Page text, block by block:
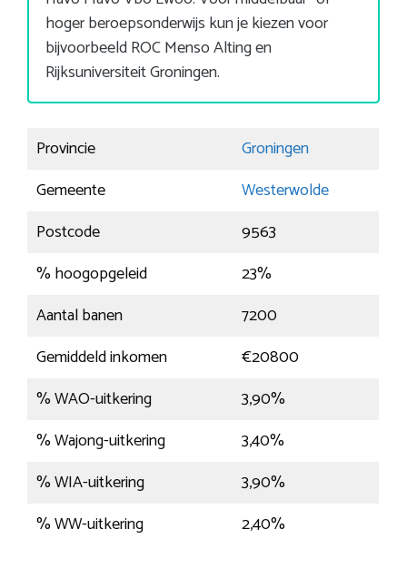
hoger beroepsonderwijs kun je kiezen voor
bijvoorbeeld ROC Menso Alting en
Rijksuniversiteit Groningen.
Provincie
Groningen
Gemeente
Westerwolde
Postcode
9563
% hoogopgeleid
23%
Aantal banen
7200
Gemiddeld inkomen
€20800
% WAO-uitkering
3,90%
% Wajong-uitkering
3,40%
% WIA-uitkering
3,90%
% WW-uitkering
2,40%